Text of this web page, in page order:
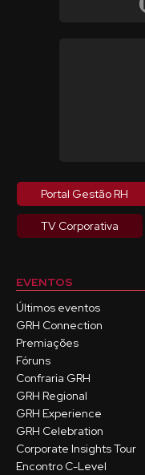
Portal Gestão RH
TV Corporativa
EVENTOS
Últimos eventos
GRH Connection
Premiações
Fóruns
Confraria GRH
GRH Regional
GRH Experience
GRH Celebration
Corporate Insights Tour
Encontro C-Level